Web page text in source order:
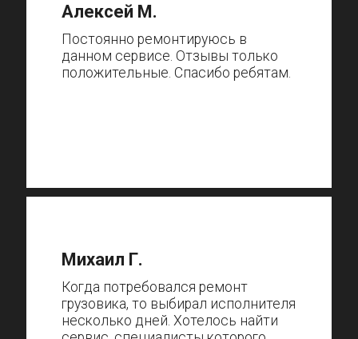
Алексей М.
Постоянно ремонтируюсь в
данном сервисе. Отзывы только
положительные. Спасибо ребятам.
Михаил Г.
Когда потребовался ремонт
грузовика, то выбирал исполнителя
несколько дней. Хотелось найти